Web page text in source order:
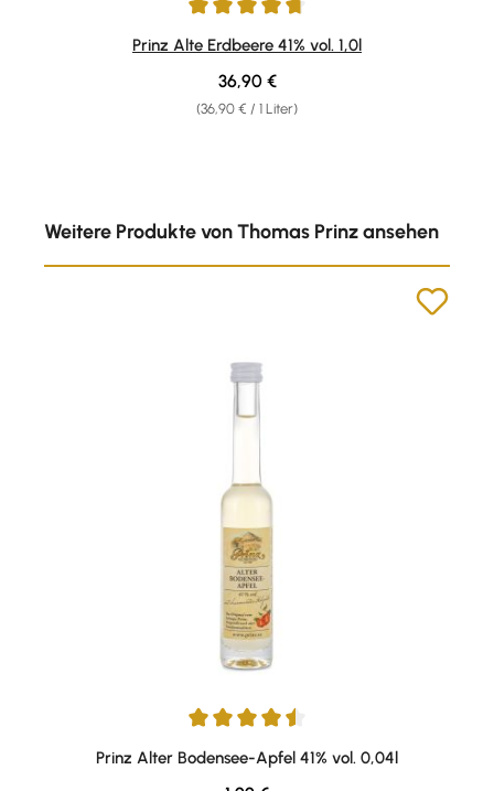
Durchschnittliche Bewertung von 4.86 von 5 Sternen
Prinz Alte Erdbeere 41% vol. 1,0l
(36,90 € / 1 Liter)
Regulärer Preis:
36,90 €
Weitere Produkte von Thomas Prinz ansehen
Durchschnittliche Bewertung von 4.43 von 5 Sternen
Prinz Alter Bodensee-Apfel 41% vol. 0,04l